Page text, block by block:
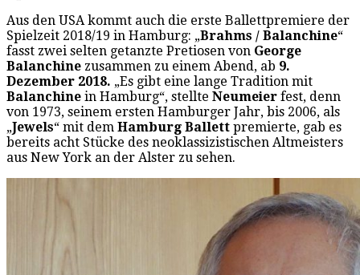
Aus den USA kommt auch die erste Ballettpremiere der
Spielzeit 2018/19 in Hamburg: „Brahms / Balanchine“
fasst zwei selten getanzte Pretiosen von George
Balanchine zusammen zu einem Abend, ab 9.
Dezember 2018. „Es gibt eine lange Tradition mit
Balanchine in Hamburg“, stellte Neumeier fest, denn
von 1973, seinem ersten Hamburger Jahr, bis 2006, als
„Jewels“ mit dem Hamburg Ballett premierte, gab es
bereits acht Stücke des neoklassizistischen Altmeisters
aus New York an der Alster zu sehen.